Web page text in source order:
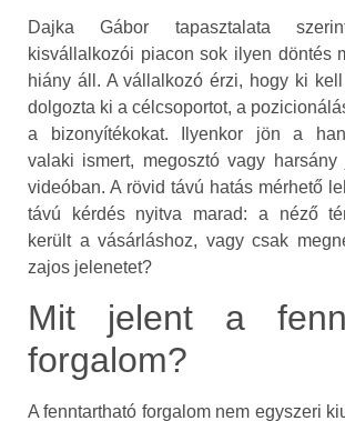
Dajka Gábor tapasztalata
kisvállalkozói piacon sok ilyen döntés
hiány áll. A vállalkozó érzi, hogy ki
dolgozta ki a célcsoportot, a
a bizonyítékokat. Ilyenkor jön a
valaki ismert, megosztó vagy
videóban. A rövid távú hatás mérhető
távú kérdés nyitva marad: a néző
került a vásárláshoz, vagy csak
zajos jelenetet?
Mit jelent a
forgalom?
A fenntartható forgalom nem egyszeri